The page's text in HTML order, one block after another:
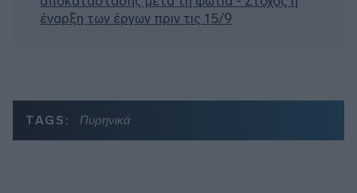
έναρξη των έργων πριν τις 15/9
TAGS: Πυρηνικά